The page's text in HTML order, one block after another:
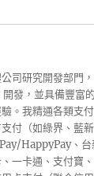
司研究開發部門
發，並具備豐富
。我精通各類支
付（如綠界、藍
HappyPay、
一卡通、支付寶